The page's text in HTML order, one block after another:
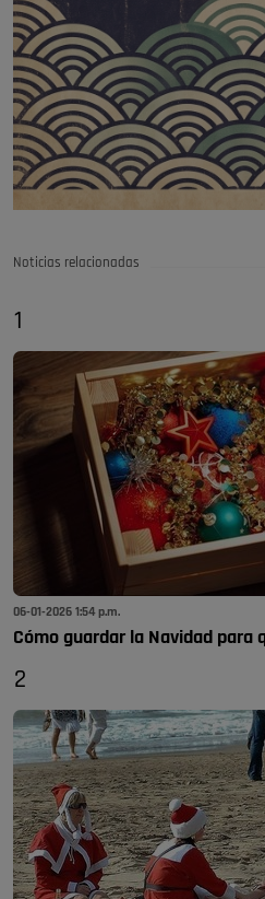
Noticias relacionadas
1
06-01-2026 1:54 p.m.
Cómo guardar la Navidad para
2